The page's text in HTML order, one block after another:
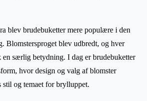
blev brudebuketter mere populære i den
Blomstersproget blev udbredt, og hver
særlig betydning. I dag er brudebuketter
hvor design og valg af blomster
og temaet for brylluppet.